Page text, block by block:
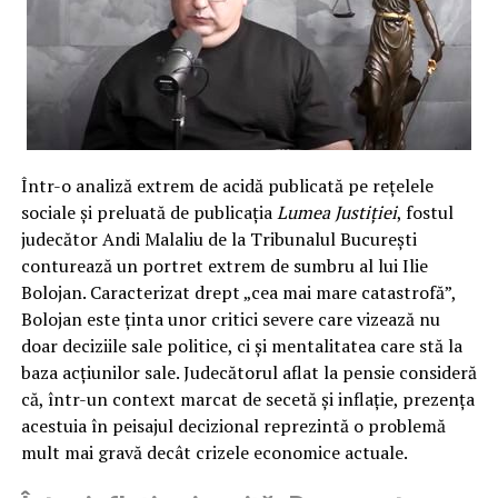
Într-o analiză extrem de acidă publicată pe rețelele
sociale și preluată de publicațiaLumea Justiției, fostul
judecător Andi Malaliu de la Tribunalul București
conturează un portret extrem de sumbru al lui Ilie
Bolojan. Caracterizat drept „cea mai mare catastrofă”,
Bolojan este ținta unor critici severe care vizează nu
doar deciziile sale politice, ci și mentalitatea care stă la
baza acțiunilor sale. Judecătorul aflat la pensie consideră
că, într-un context marcat de secetă și inflație, prezența
acestuia în peisajul decizional reprezintă o problemă
mult mai gravă decât crizele economice actuale.